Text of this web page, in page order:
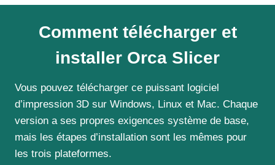
Comment télécharger et
installer Orca Slicer
Vous pouvez télécharger ce puissant logiciel
d’impression 3D sur Windows, Linux et Mac. Chaque
version a ses propres exigences système de base,
mais les étapes d’installation sont les mêmes pour
les trois plateformes.